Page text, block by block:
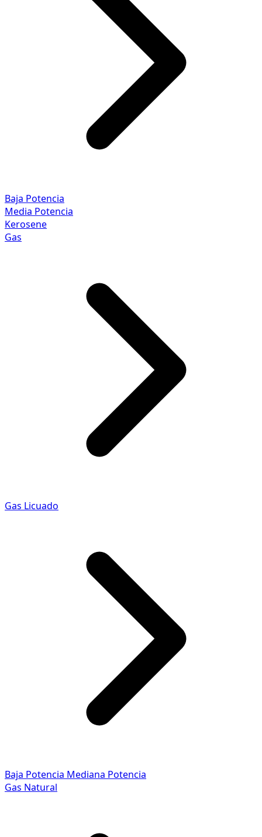
Baja Potencia
Media Potencia
Kerosene
Gas
Gas Licuado
Baja Potencia Mediana Potencia
Gas Natural